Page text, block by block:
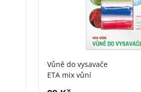
Vůně do vysavače
ETA mix vůní